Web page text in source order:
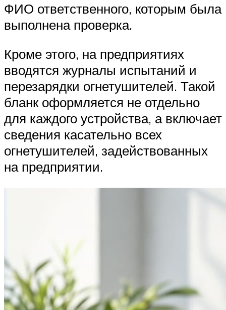
ФИО ответственного, которым была
выполнена проверка.
Кроме этого, на предприятиях
вводятся журналы испытаний и
перезарядки огнетушителей. Такой
бланк оформляется не отдельно
для каждого устройства, а включает
сведения касательно всех
огнетушителей, задействованных
на предприятии.